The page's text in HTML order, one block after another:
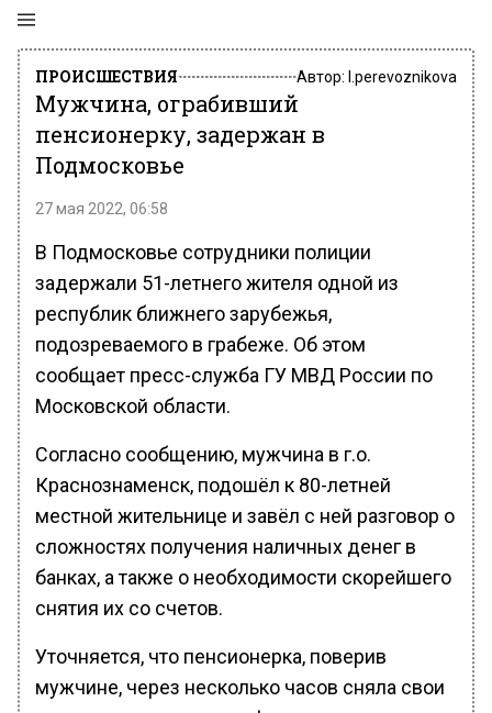
ПРОИСШЕСТВИЯ Автор: l.perevoznikova
Мужчина, ограбивший
пенсионерку, задержан в
Подмосковье
27 мая 2022, 06:58
В Подмосковье сотрудники полиции
задержали 51-летнего жителя одной из
республик ближнего зарубежья,
подозреваемого в грабеже. Об этом
сообщает пресс-служба ГУ МВД России по
Московской области.
Согласно сообщению, мужчина в г.о.
Краснознаменск, подошёл к 80-летней
местной жительнице и завёл с ней разговор о
сложностях получения наличных денег в
банках, а также о необходимости скорейшего
снятия их со счетов.
Уточняется, что пенсионерка, поверив
мужчине, через несколько часов сняла свои